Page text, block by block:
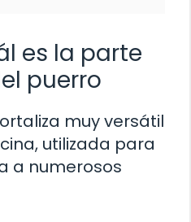
es la parte
puerro
muy versátil
utilizada para
a numerosos